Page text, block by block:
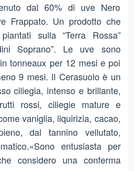
dal 60% di uve Nero
Frappato. Un prodotto che
sulla “Terra Rossa”
Soprano”. Le uve sono
tonneaux per 12 mesi e poi
9 mesi. Il Cerasuolo è un
ciliegia, intenso e brillante,
rossi, ciliegie mature e
vaniglia, liquirizia, cacao,
dal tannino vellutato,
entusiasta per
considero una conferma